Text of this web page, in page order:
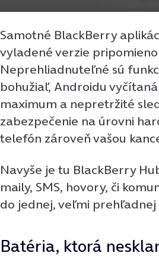
Samotné BlackBerry
vyladené verzie
Neprehliadnuteľné sú
bohužiaľ, Androidu
maximum a nepretržité
zabezpečenie na úrovni
telefón zároveň vašou
Navyše je tu BlackBerry
maily, SMS, hovory, či
do jednej, veľmi prehľadnej
Batéria, ktorá